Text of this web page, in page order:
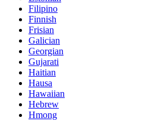
Filipino
Finnish
Frisian
Galician
Georgian
Gujarati
Haitian
Hausa
Hawaiian
Hebrew
Hmong